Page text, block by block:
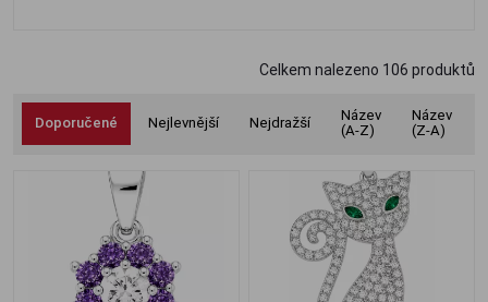
Celkem nalezeno 106 produktů
Doporučené Nejlevnější Nejdražší
Název
(A-Z)
Název
(Z-A)